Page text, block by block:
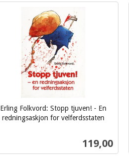
Erling Folkvord: Stopp tjuven! - En
redningsaskjon for velferdsstaten
Pris
119,00